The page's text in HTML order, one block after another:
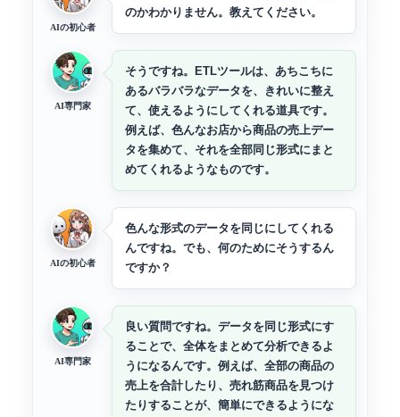
AIの初心者
のかわかりません。教えてください。
AI専門家
そうですね。ETLツールは、あちこちに
あるバラバラなデータを、きれいに整え
て、使えるようにしてくれる道具です。
例えば、色んなお店から商品の売上デー
タを集めて、それを全部同じ形式にまと
めてくれるようなものです。
AIの初心者
色んな形式のデータを同じにしてくれる
んですね。でも、何のためにそうするん
ですか？
AI専門家
良い質問ですね。データを同じ形式にす
ることで、全体をまとめて分析できるよ
うになるんです。例えば、全部の商品の
売上を合計したり、売れ筋商品を見つけ
たりすることが、簡単にできるようにな